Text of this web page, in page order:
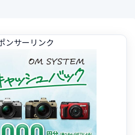
ンサーリンク